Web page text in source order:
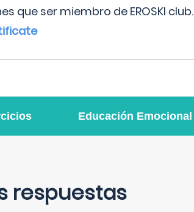
que ser miembro de EROSKI club.
Educación Emocional
respuestas